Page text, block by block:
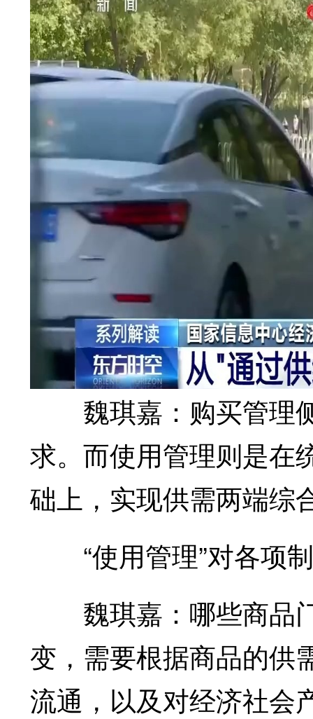
魏琪嘉：购买管理
求。而使用管理则是在
础上，实现供需两端综
“使用管理”对各项
魏琪嘉：哪些商品
变，需要根据商品的供
流通，以及对经济社会